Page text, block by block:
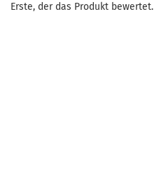
Erste, der das Produkt bewertet.